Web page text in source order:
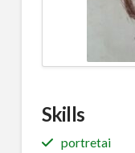
Skills
portretai